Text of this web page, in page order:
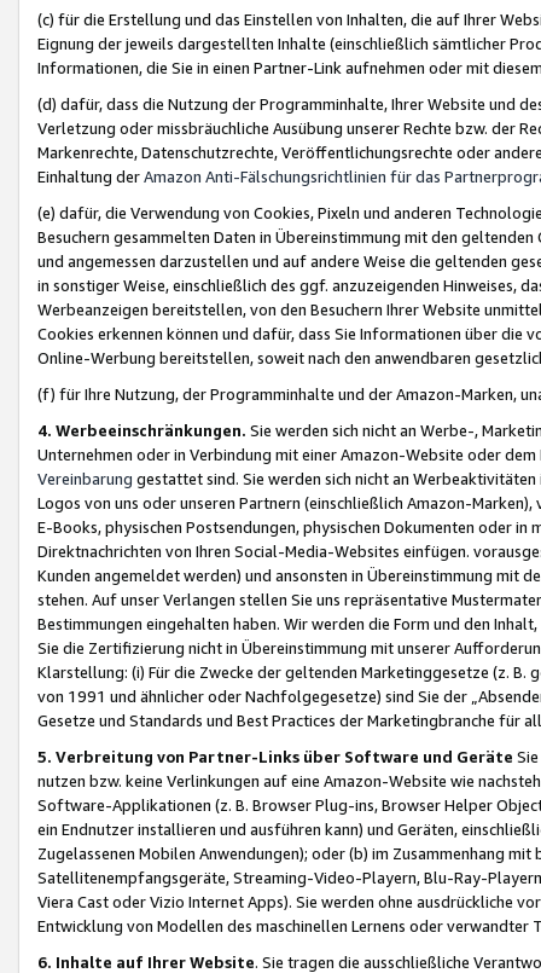
(c) für die Erstellung und das Einstellen von Inhalten, die auf Ihrer
Eignung der jeweils dargestellten Inhalte (einschließlich sämtlicher
Informationen, die Sie in einen Partner-Link aufnehmen oder mit
(d) dafür, dass die Nutzung der Programminhalte, Ihrer Website und
Verletzung oder missbräuchliche Ausübung unserer Rechte bzw. der
Markenrechte, Datenschutzrechte, Veröffentlichungsrechte oder
Einhaltung derAmazon Anti-Fälschungsrichtlinien für das
(e) dafür, die Verwendung von Cookies, Pixeln und anderen
Besuchern gesammelten Daten in Übereinstimmung mit den
und angemessen darzustellen und auf andere Weise die geltenden
in sonstiger Weise, einschließlich des ggf. anzuzeigenden Hinweises,
Werbeanzeigen bereitstellen, von den Besuchern Ihrer Website
Cookies erkennen können und dafür, dass Sie Informationen über die
Online-Werbung bereitstellen, soweit nach den anwendbaren
(f) für Ihre Nutzung, der Programminhalte und der Amazon-Marken,
4. Werbeeinschränkungen. Sie werden sich nicht an Werbe-,
Unternehmen oder in Verbindung mit einer Amazon-Website oder
Vereinbarung gestattet sind. Sie werden sich nicht an
Logos von uns oder unseren Partnern (einschließlich Amazon-
E-Books, physischen Postsendungen, physischen Dokumenten oder in
Direktnachrichten von Ihren Social-Media-Websites einfügen.
Kunden angemeldet werden) und ansonsten in Übereinstimmung mit
stehen. Auf unser Verlangen stellen Sie uns repräsentative
Bestimmungen eingehalten haben. Wir werden die Form und den
Sie die Zertifizierung nicht in Übereinstimmung mit unserer
Klarstellung: (i) Für die Zwecke der geltenden Marketinggesetze (z. B.
von 1991 und ähnlicher oder Nachfolgegesetze) sind Sie der
Gesetze und Standards und Best Practices der Marketingbranche für
5. Verbreitung von Partner-Links über Software und Geräte
nutzen bzw. keine Verlinkungen auf eine Amazon-Website wie
Software-Applikationen (z. B. Browser Plug-ins, Browser Helper
ein Endnutzer installieren und ausführen kann) und Geräten,
Zugelassenen Mobilen Anwendungen); oder (b) im Zusammenhang
Satellitenempfangsgeräte, Streaming-Video-Playern, Blu-Ray-
Viera Cast oder Vizio Internet Apps). Sie werden ohne ausdrückliche
Entwicklung von Modellen des maschinellen Lernens oder
6. Inhalte auf Ihrer Website. Sie tragen die ausschließliche